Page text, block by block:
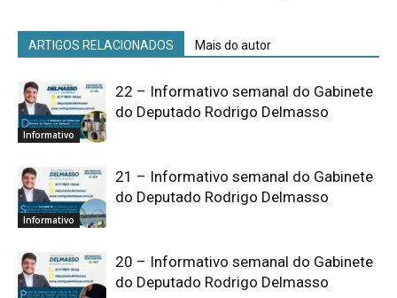
ARTIGOS RELACIONADOS Mais do autor
Informativo
22 – Informativo semanal do Gabinete
do Deputado Rodrigo Delmasso
Informativo
21 – Informativo semanal do Gabinete
do Deputado Rodrigo Delmasso
20 – Informativo semanal do Gabinete
do Deputado Rodrigo Delmasso